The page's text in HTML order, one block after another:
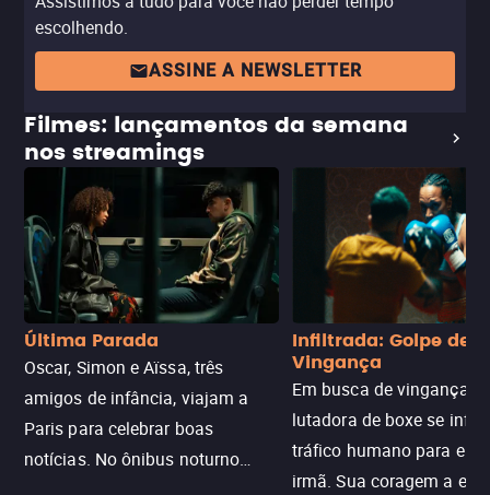
escolhendo.
ASSINE A NEWSLETTER
Filmes: lançamentos da semana
nos streamings
Última Parada
Oscar, Simon e Aïssa, três
amigos de infância, viajam a
Paris para celebrar boas
notícias. No ônibus noturno
Infiltrada: Golpe de
Vingança
Em busca de vingança,
lutadora de boxe se
tráfico humano para
irmã. Sua coragem a